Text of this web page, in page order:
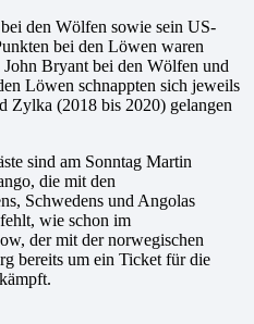
den Wölfen sowie sein US-
bei den Löwen waren
Bryant bei den Wölfen und
Löwen schnappten sich jeweils
Zylka (2018 bis 2020) gelangen
sind am Sonntag Martin
die mit den
Schwedens und Angolas
wie schon im
der mit der norwegischen
bereits um ein Ticket für die